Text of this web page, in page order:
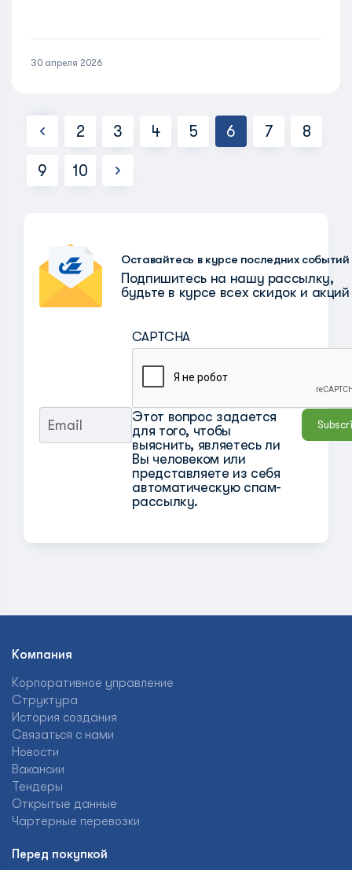
30 апреля 2026
2 3 4 5 6 7 8
9 10
Оставайтесь в курсе последних событий
Подпишитесь на нашу рассылку,
будьте в курсе всех скидок и акций
CAPTCHA
Этот вопрос задается
для того, чтобы
выяснить, являетесь ли
Вы человеком или
представляете из себя
автоматическую спам-
рассылку.
Компания
Корпоративное управление
Структура
История создания
Связаться с нами
Новости
Вакансии
Тендеры
Открытые данные
Чартерные перевозки
Перед покупкой